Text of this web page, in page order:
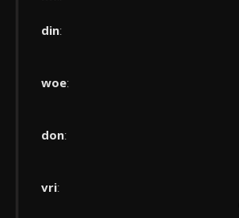
din:
woe:
don:
vri: